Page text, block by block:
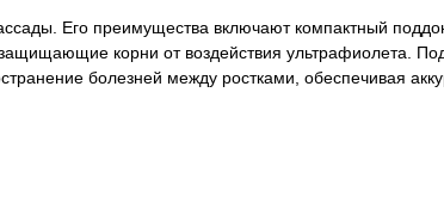
Его преимущества включают компактный
корни от воздействия ультрафиолета.
болезней между ростками, обеспечивая